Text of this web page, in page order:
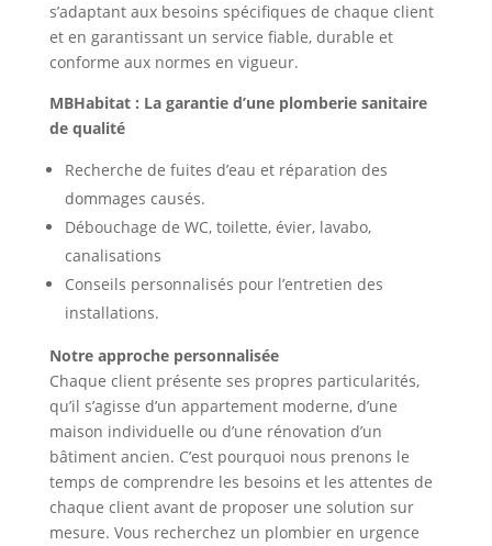
s’adaptant aux besoins spécifiques de chaque client
et en garantissant un service fiable, durable et
conforme aux normes en vigueur.
MBHabitat : La garantie d’une plomberie sanitaire
de qualité
Recherche de fuites d’eau et réparation des
dommages causés.
Débouchage de WC, toilette, évier, lavabo,
canalisations
Conseils personnalisés pour l’entretien des
installations.
Notre approche personnalisée
Chaque client présente ses propres particularités,
qu’il s’agisse d’un appartement moderne, d’une
maison individuelle ou d’une rénovation d’un
bâtiment ancien. C’est pourquoi nous prenons le
temps de comprendre les besoins et les attentes de
chaque client avant de proposer une solution sur
mesure. Vous recherchez un plombier en urgence